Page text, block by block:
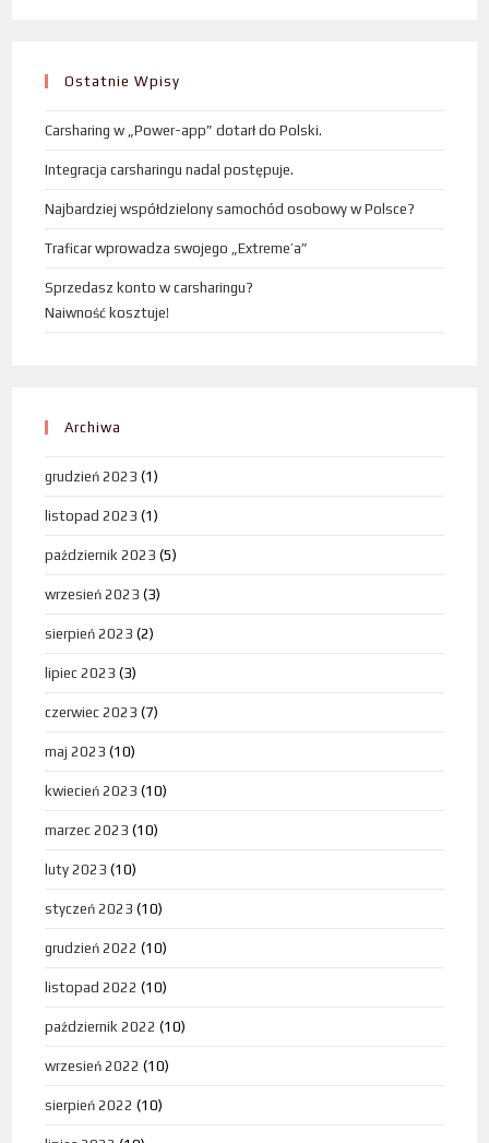
Ostatnie Wpisy
Carsharing w „Power-app” dotarł do Polski.
Integracja carsharingu nadal postępuje.
Najbardziej współdzielony samochód osobowy w Polsce?
Traficar wprowadza swojego „Extreme’a”
Sprzedasz konto w carsharingu?
Naiwność kosztuje!
Archiwa
grudzień 2023 (1)
listopad 2023 (1)
październik 2023 (5)
wrzesień 2023 (3)
sierpień 2023 (2)
lipiec 2023 (3)
czerwiec 2023 (7)
maj 2023 (10)
kwiecień 2023 (10)
marzec 2023 (10)
luty 2023 (10)
styczeń 2023 (10)
grudzień 2022 (10)
listopad 2022 (10)
październik 2022 (10)
wrzesień 2022 (10)
sierpień 2022 (10)